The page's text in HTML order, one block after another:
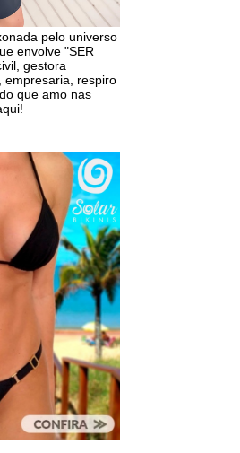
pelo universo
envolve "SER
gestora
empresaria, respiro
que amo nas